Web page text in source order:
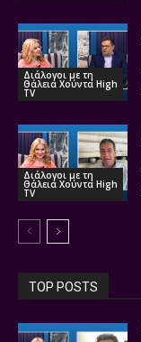
Διάλογοι με τη
Θάλεια Χούντα High
TV
Διάλογοι με τη
Θάλεια Χούντα High
TV
TOP POSTS